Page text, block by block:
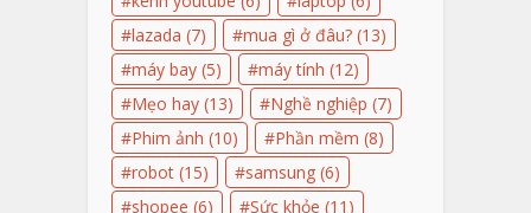
lazada (7) mua gì ở đâu? (13)
máy bay (5) máy tính (12)
Mẹo hay (13) Nghề nghiệp (7)
Phim ảnh (10) Phần mềm (8)
robot (15) samsung (6)
shopee (6) Sức khỏe (11)